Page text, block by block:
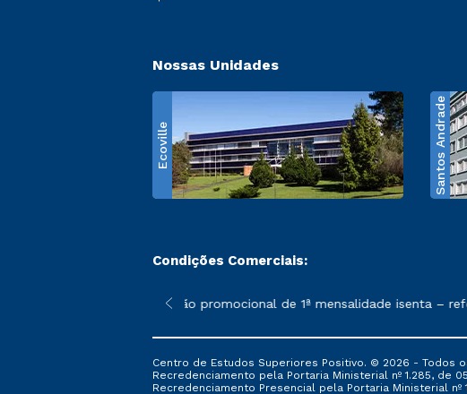
Nossas Unidades
Ecoville Santos Andrade
Condições Comerciais:
sofrer alterações nos períodos de rematrícula conforme
*A condição promocional de 1ª mensalidade isenta –
Centro de Estudos Superiores Positivo. © 2026 - Todos
Recredenciamento pela Portaria Ministerial nº 1.285, de
Recredenciamento Presencial ​pela Portaria Ministerial nº